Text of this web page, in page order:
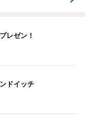
レゼン！
ドイッチ